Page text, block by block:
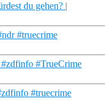
du gehen? |
#truecrime
#TrueCrime
#truecrime